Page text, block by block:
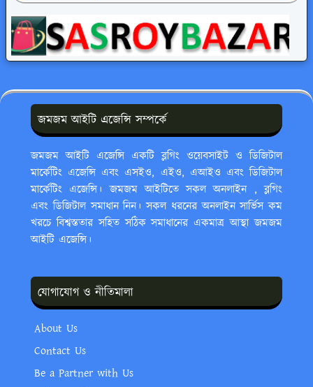
জমজম আইটি এজেন্সি সম্পর্কে
জমজম আইটি এজেন্সি একটি ব্লগিং ওয়েবসাইট ও ডিজিটাল
মার্কেটিং এজেন্সি এবং এসইও, এইও, এআইও এবং ডিজিটাল
মার্কেটিং এজেন্সি। জমজম আইটিতে সকল অনলাইন , ব্লগিং
এবং ডিজিটাল সমাধান নিন। সকল ধরনের অনলাইন সার্ভিস কম
খরচে বিশ্বস্ততার সহিত সঠিক সমাধানের একমাত্র আস্থা জমজম
আইটি এজেন্সি।
যোগাযোগ ও নীতিমালা
About Us
Contact Us
Be a Partner with Us